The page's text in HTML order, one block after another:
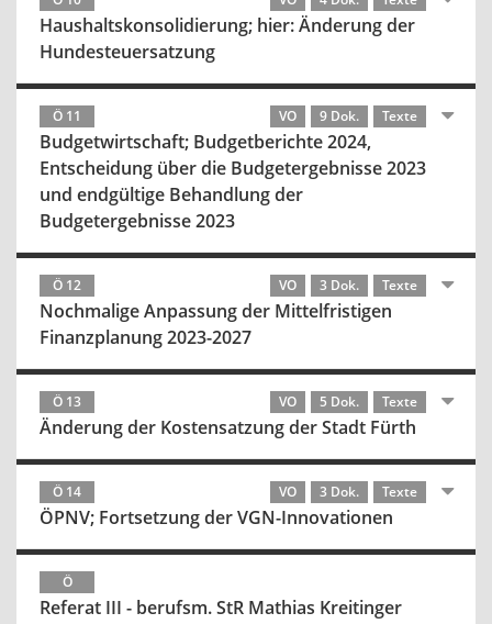
Haushaltskonsolidierung; hier: Änderung der
Hundesteuersatzung
Ö 11 VO 9 Dok. Texte
Budgetwirtschaft; Budgetberichte 2024,
Entscheidung über die Budgetergebnisse 2023
und endgültige Behandlung der
Budgetergebnisse 2023
Ö 12 VO 3 Dok. Texte
Nochmalige Anpassung der Mittelfristigen
Finanzplanung 2023-2027
Ö 13 VO 5 Dok. Texte
Änderung der Kostensatzung der Stadt Fürth
Ö 14 VO 3 Dok. Texte
ÖPNV; Fortsetzung der VGN-Innovationen
Ö
Referat III - berufsm. StR Mathias Kreitinger